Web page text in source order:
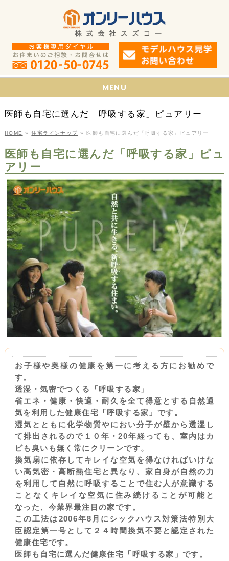
MENU
医師も自宅に選んだ「呼吸する家」ピュアリー
HOME » 住宅ラインナップ » 医師も自宅に選んだ「呼吸する家」ピュアリー
医師も自宅に選んだ「呼吸する家」ピュ
アリー
お子様や奥様の健康を第一に考える方にお勧めで
す。
透湿・気密でつくる「呼吸する家」
省エネ・健康・快適・耐久を全て得意とする自然通
気を利用した健康住宅「呼吸する家」です。
湿気とともに化学物質やにおい分子が壁から透湿し
て排出されるので１０年・20年経っても、室内はカ
ビも臭いも無く常にクリーンです。
換気扇に依存してキレイな空気を得なければいけな
い高気密・高断熱住宅と異なり、家自身が自然の力
を利用して自然に呼吸することで住む人が意識する
ことなくキレイな空気に住み続けることが可能と
なった、今業界最注目の家です。
この工法は2006年8月にシックハウス対策法特別大
臣認定第一号として２４時間換気不要と認定された
健康住宅です。
医師も自宅に選んだ健康住宅「呼吸する家」です。